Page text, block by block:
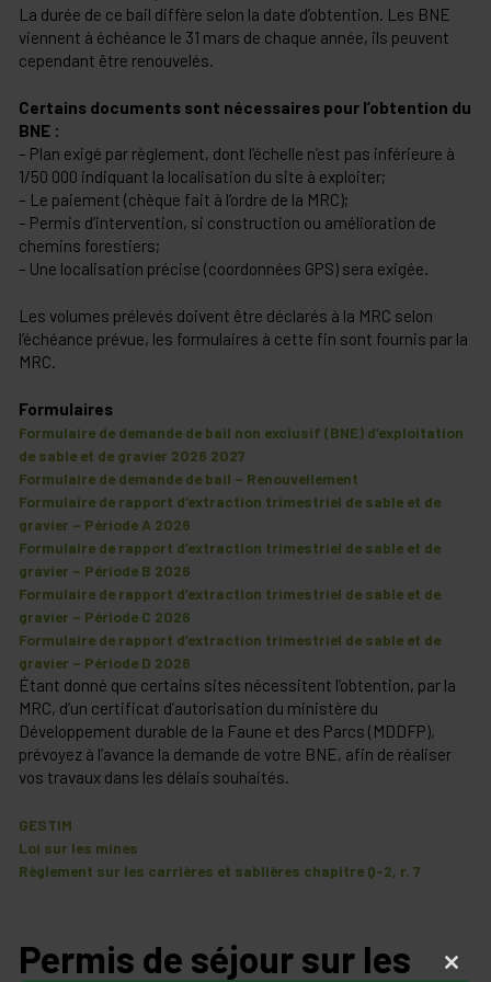
La durée de ce bail diffère selon la date d’obtention. Les BNE
viennent à échéance le 31 mars de chaque année, ils peuvent
cependant être renouvelés.
Certains documents sont nécessaires pour l’obtention du
BNE :
– Plan exigé par règlement, dont l’échelle n’est pas inférieure à
1/50 000 indiquant la localisation du site à exploiter;
– Le paiement (chèque fait à l’ordre de la MRC);
– Permis d’intervention, si construction ou amélioration de
chemins forestiers;
– Une localisation précise (coordonnées GPS) sera exigée.
Les volumes prélevés doivent être déclarés à la MRC selon
l’échéance prévue, les formulaires à cette fin sont fournis par la
MRC.
Formulaires
Formulaire de demande de bail non exclusif (BNE) d’exploitation
de sable et de gravier 2026 2027
Formulaire de demande de bail – Renouvellement
Formulaire de rapport d’extraction trimestriel de sable et de
gravier – Période A 2026
Formulaire de rapport d’extraction trimestriel de sable et de
gravier – Période B 2026
Formulaire de rapport d’extraction trimestriel de sable et de
gravier – Période C 2026
Formulaire de rapport d’extraction trimestriel de sable et de
gravier – Période D 2026
Étant donné que certains sites nécessitent l’obtention, par la
MRC, d’un certificat d’autorisation du ministère du
Développement durable de la Faune et des Parcs (MDDFP),
prévoyez à l’avance la demande de votre BNE, afin de réaliser
vos travaux dans les délais souhaités.
GESTIM
Loi sur les mines
Règlement sur les carrières et sablières chapitre Q-2, r. 7
Permis de séjour sur les
Close